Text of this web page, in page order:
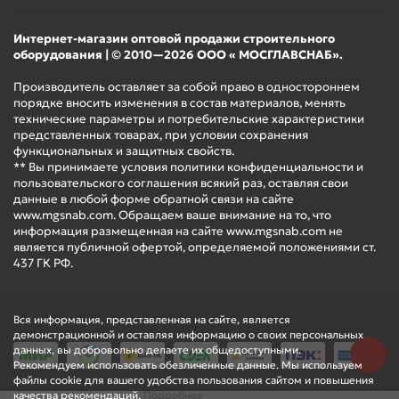
температуры. После достижения заданной температуры и
отключения нагрева, индикатор погаснет или поменяет
цвет. Вы можете наслаждаться горячей водой.
ЭКО-режим
В модели есть функция экономного режима, при котором
вода будет нагреваться до температуры 55°С. При такой
температуре повышается рабочий ресурс ТЭНа,
Система безопасности
Вся информация, представленная на сайте, является
демонстрационной и оставляя информацию о своих персональных
данных, вы добровольно делаете их общедоступными.
Рекомендуем использовать обезличенные данные. Мы используем
файлы cookie для вашего удобства пользования сайтом и повышения
качества рекомендаций.Подробнее
Интернет-магазин оптовой продажи строительного
оборудования | © 2010—2026 ООО « МОСГЛАВСНАБ».
Производитель оставляет за собой право в одностороннем
порядке вносить изменения в состав материалов, менять
технические параметры и потребительские характеристики
представленных товарах, при условии сохранения
функциональных и защитных свойств.
** Вы принимаете условия политики конфиденциальности и
пользовательского соглашения всякий раз, оставляя свои
данные в любой форме обратной связи на сайте
www.mgsnab.com. Обращаем ваше внимание на то, что
информация размещенная на сайте www.mgsnab.com не
является публичной офертой, определяемой положениями ст.
437 ГК РФ.